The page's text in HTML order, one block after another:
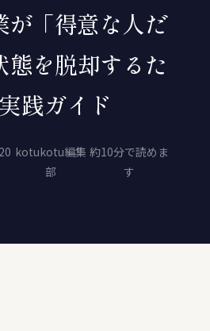
が「得意な人だ
態を脱却するた
践ガイド
kotukotu編集
部
約10分で読めま
す